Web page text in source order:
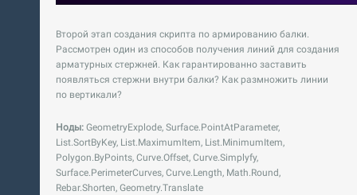
Второй этап создания скрипта по армированию балки.
Рассмотрен один из способов получения линий для создания
арматурных стержней. Как гарантированно заставить
появляться стержни внутри балки? Как размножить линии
по вертикали?
Ноды: GeometryExplode, Surface.PointAtParameter,
List.SortByKey, List.MaximumItem, List.MinimumItem,
Polygon.ByPoints, Curve.Offset, Curve.Simplyfy,
Surface.PerimeterCurves, Curve.Length, Math.Round,
Rebar.Shorten, Geometry.Translate